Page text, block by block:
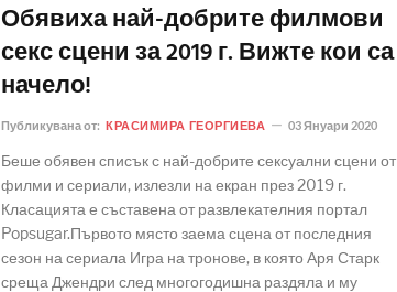
Обявиха най-добрите филмови
секс сцени за 2019 г. Вижте кои са
начело!
Публикувана от: КРАСИМИРА ГЕОРГИЕВА 03 Януари 2020
Беше обявен списък с най-добрите сексуални сцени от
филми и сериали, излезли на екран през 2019 г.
Класацията е съставена от развлекателния портал
Popsugar.Първото място заема сцена от последния
сезон на сериала Игра на тронове, в която Аря Старк
среща Джендри след многогодишна раздяла и му